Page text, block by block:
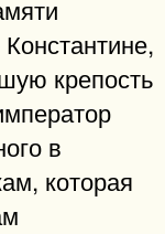
крепость
в
которая